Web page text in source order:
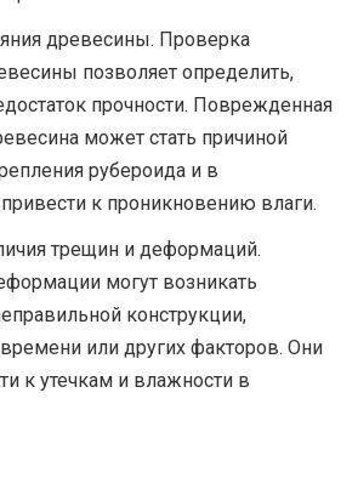
древесины. Проверка
позволяет определить,
прочности. Поврежденная
может стать причиной
рубероида и в
к проникновению влаги.
трещин и деформаций.
могут возникать
конструкции,
или других факторов. Они
к утечкам и влажности в